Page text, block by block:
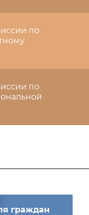
по
по
граждан